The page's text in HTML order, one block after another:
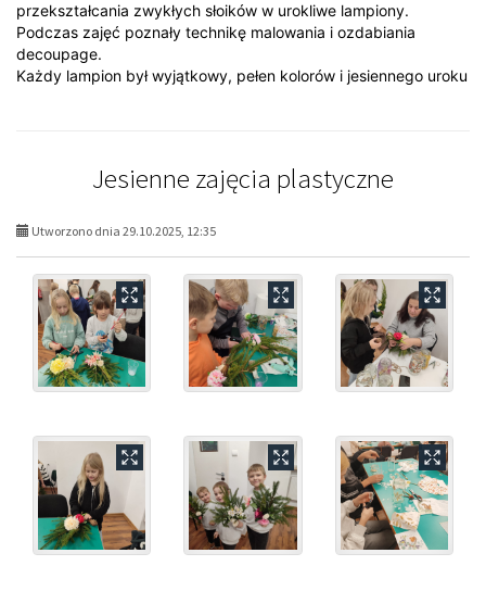
przekształcania zwykłych słoików w urokliwe lampiony.
Podczas zajęć poznały technikę malowania i ozdabiania
decoupage.
Każdy lampion był wyjątkowy, pełen kolorów i jesiennego uroku
Jesienne zajęcia plastyczne
Utworzono dnia 29.10.2025, 12:35